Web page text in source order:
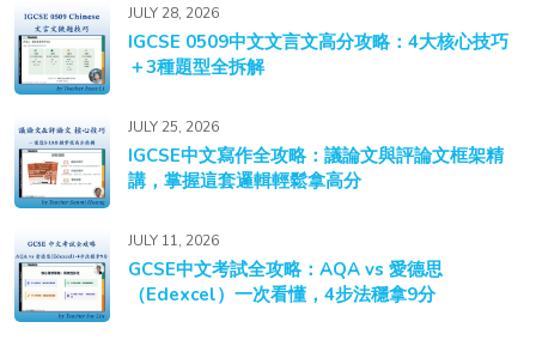
JULY 28, 2026
IGCSE 0509中文文言文高分攻略：4大核心技巧
＋3種題型全拆解
JULY 25, 2026
IGCSE中文寫作全攻略：議論文與評論文框架精
講，掌握這套邏輯輕鬆拿高分
JULY 11, 2026
GCSE中文考試全攻略：AQA vs 愛德思
（Edexcel）一次看懂，4步法穩拿9分